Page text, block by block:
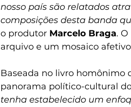
nosso país são relatados
composições desta banda
o produtor Marcelo Braga.
arquivo e um mosaico
Baseada no livro homônimo
panorama político-cultural
tenha estabelecido um